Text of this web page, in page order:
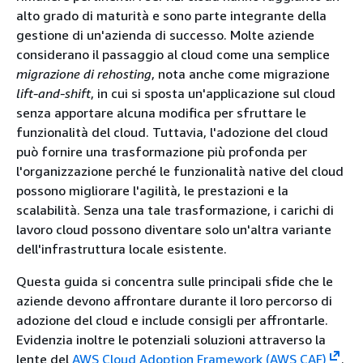
alto grado di maturità e sono parte integrante della
gestione di un'azienda di successo. Molte aziende
considerano il passaggio al cloud come una semplice
migrazione di rehosting, nota anche come migrazione
lift-and-shift, in cui si sposta un'applicazione sul cloud
senza apportare alcuna modifica per sfruttare le
funzionalità del cloud. Tuttavia, l'adozione del cloud
può fornire una trasformazione più profonda per
l'organizzazione perché le funzionalità native del cloud
possono migliorare l'agilità, le prestazioni e la
scalabilità. Senza una tale trasformazione, i carichi di
lavoro cloud possono diventare solo un'altra variante
dell'infrastruttura locale esistente.
Questa guida si concentra sulle principali sfide che le
aziende devono affrontare durante il loro percorso di
adozione del cloud e include consigli per affrontarle.
Evidenzia inoltre le potenziali soluzioni attraverso la
lente del AWS Cloud Adoption Framework (AWS CAF) .